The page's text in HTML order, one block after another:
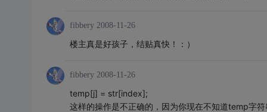
fibbery 2008-11-26
楼主真是好孩子，结贴真快！：）
fibbery 2008-11-26
temp[j] = str[index];
这样的操作是不正确的，因为你现在不知道temp字